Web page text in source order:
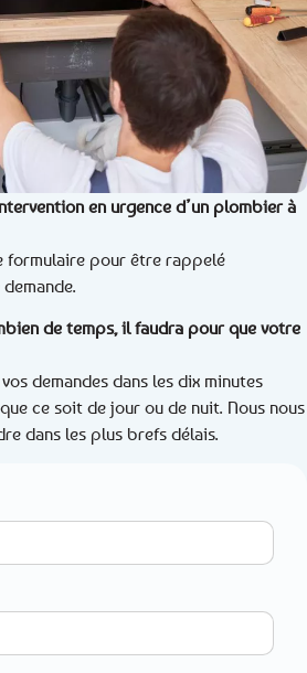
en urgence d’un plombier à
formulaire pour être rappelé
de temps, il faudra pour que votre
demandes dans les dix minutes
ce soit de jour ou de nuit. Nous nous
dans les plus brefs délais.